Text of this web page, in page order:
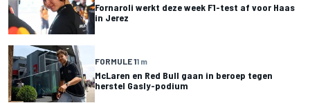
Fornaroli werkt deze week F1-test af voor Haas
in Jerez
FORMULE 11 m
McLaren en Red Bull gaan in beroep tegen
herstel Gasly-podium